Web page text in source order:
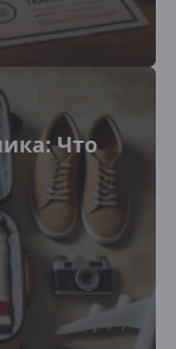
Что